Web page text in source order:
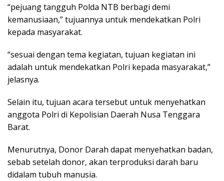
“pejuang tangguh Polda NTB berbagi demi
kemanusiaan,” tujuannya untuk mendekatkan Polri
kepada masyarakat.
“sesuai dengan tema kegiatan, tujuan kegiatan ini
adalah untuk mendekatkan Polri kepada masyarakat,”
jelasnya.
Selain itu, tujuan acara tersebut untuk menyehatkan
anggota Polri di Kepolisian Daerah Nusa Tenggara
Barat.
Menurutnya, Donor Darah dapat menyehatkan badan,
sebab setelah donor, akan terproduksi darah baru
didalam tubuh manusia.